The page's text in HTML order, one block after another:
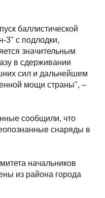
баллистической
3" с подлодки,
значительным
в сдерживании
сил и дальнейшем
мощи страны", –
сообщили, что
снаряды в
начальников
из района города